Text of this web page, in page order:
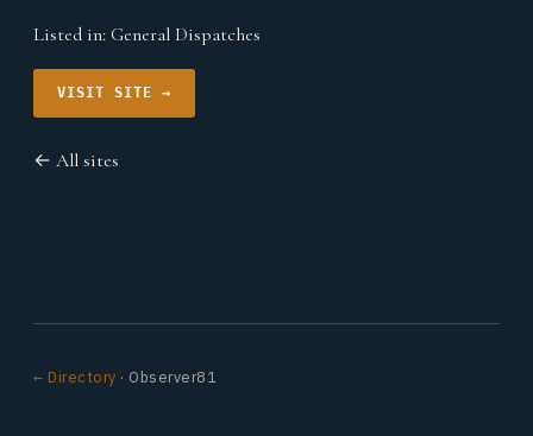
Listed in: General Dispatches
VISIT SITE →
← All sites
← Directory · Observer81